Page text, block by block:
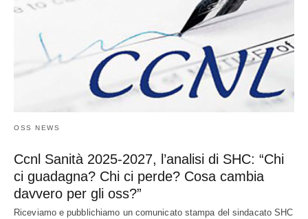
OSS NEWS
Ccnl Sanità 2025-2027, l’analisi di SHC: “Chi
ci guadagna? Chi ci perde? Cosa cambia
davvero per gli oss?”
Riceviamo e pubblichiamo un comunicato stampa del sindacato SHC